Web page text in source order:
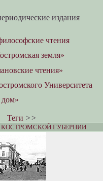
издания
чтения
земля»
чтения»
Университета
дом»
Теги >>
ГУБЕРНИИ